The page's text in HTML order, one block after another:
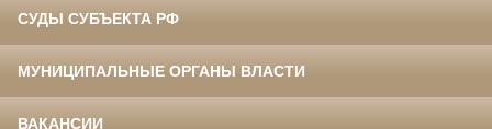
СУДЫ СУБЪЕКТА РФ
МУНИЦИПАЛЬНЫЕ ОРГАНЫ ВЛАСТИ
ВАКАНСИИ